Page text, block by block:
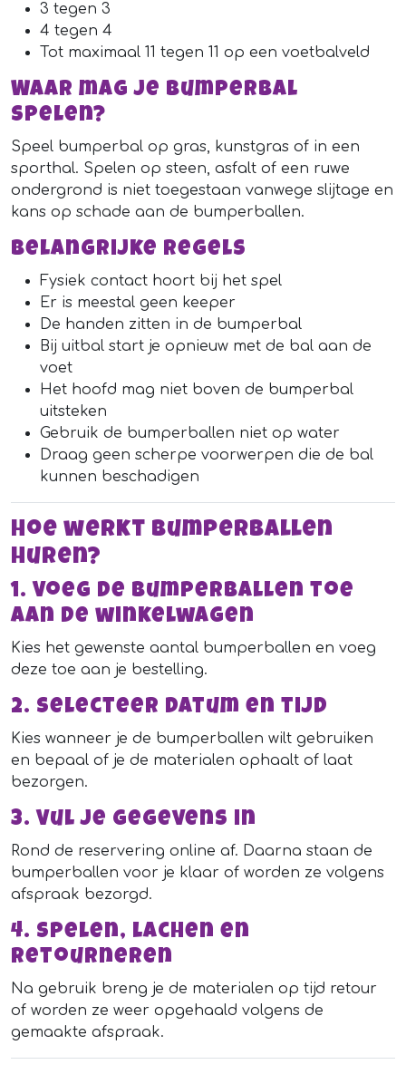
3 tegen 3
4 tegen 4
Tot maximaal 11 tegen 11 op een voetbalveld
Waar mag je bumperbal
spelen?
Speel bumperbal op gras, kunstgras of in een
sporthal. Spelen op steen, asfalt of een ruwe
ondergrond is niet toegestaan vanwege slijtage en
kans op schade aan de bumperballen.
Belangrijke regels
Fysiek contact hoort bij het spel
Er is meestal geen keeper
De handen zitten in de bumperbal
Bij uitbal start je opnieuw met de bal aan de
voet
Het hoofd mag niet boven de bumperbal
uitsteken
Gebruik de bumperballen niet op water
Draag geen scherpe voorwerpen die de bal
kunnen beschadigen
Hoe werkt bumperballen
huren?
1. Voeg de bumperballen toe
aan de winkelwagen
Kies het gewenste aantal bumperballen en voeg
deze toe aan je bestelling.
2. Selecteer datum en tijd
Kies wanneer je de bumperballen wilt gebruiken
en bepaal of je de materialen ophaalt of laat
bezorgen.
3. Vul je gegevens in
Rond de reservering online af. Daarna staan de
bumperballen voor je klaar of worden ze volgens
afspraak bezorgd.
4. Spelen, lachen en
retourneren
Na gebruik breng je de materialen op tijd retour
of worden ze weer opgehaald volgens de
gemaakte afspraak.